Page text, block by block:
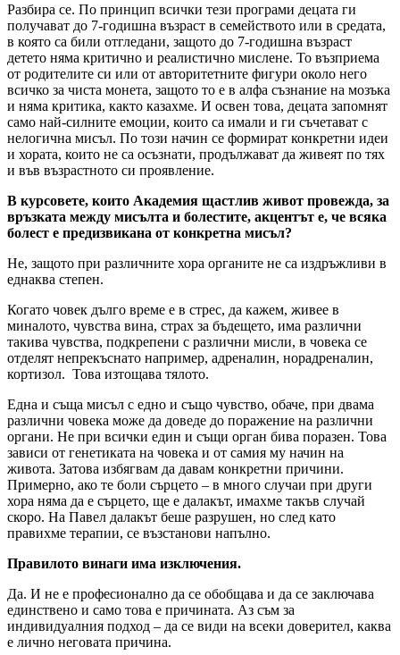
Разбира се. По принцип всички тези програми децата ги
получават до 7-годишна възраст в семейството или в средата,
в която са били отгледани, защото до 7-годишна възраст
детето няма критично и реалистично мислене. То възприема
от родителите си или от авторитетните фигури около него
всичко за чиста монета, защото то е в алфа съзнание на мозъка
и няма критика, както казахме. И освен това, децата запомнят
само най-силните емоции, които са имали и ги съчетават с
нелогична мисъл. По този начин се формират конкретни идеи
и хората, които не са осъзнати, продължават да живеят по тях
и във възрастното си проявление.
В курсовете, които Академия щастлив живот провежда, за
връзката между мисълта и болестите, акцентът е, че всяка
болест е предизвикана от конкретна мисъл?
Не, защото при различните хора органите не са издръжливи в
еднаква степен.
Когато човек дълго време е в стрес, да кажем, живее в
миналото, чувства вина, страх за бъдещето, има различни
такива чувства, подкрепени с различни мисли, в човека се
отделят непрекъснато например, адреналин, норадреналин,
кортизол. Това изтощава тялото.
Една и съща мисъл с едно и също чувство, обаче, при двама
различни човека може да доведе до поражение на различни
органи. Не при всички един и същи орган бива поразен. Това
зависи от генетиката на човека и от самия му начин на
живота. Затова избягвам да давам конкретни причини.
Примерно, ако те боли сърцето – в много случаи при други
хора няма да е сърцето, ще е далакът, имахме такъв случай
скоро. На Павел далакът беше разрушен, но след като
правихме терапии, се възстанови напълно.
Правилото винаги има изключения.
Да. И не е професионално да се обобщава и да се заключава
единствено и само това е причината. Аз съм за
индивидуалния подход – да се види на всеки доверител, каква
е лично неговата причина.